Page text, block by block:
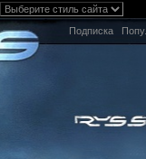
Подписка